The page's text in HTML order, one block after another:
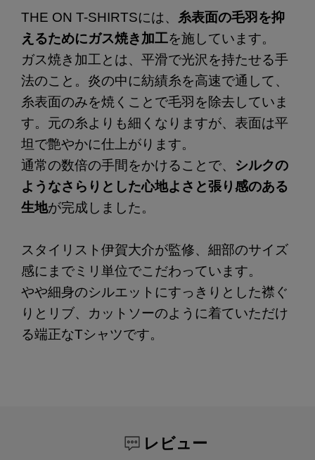
THE ON T-SHIRTSには、
糸表面の毛羽を抑
えるためにガス焼き加工を施しています。
ガス焼き加工とは、平滑で光沢を持たせる手
法のこと。炎の中に紡績糸を高速で通して、
糸表面のみを焼くことで毛羽を除去していま
す。元の糸よりも細くなりますが、表面は平
坦で艶やかに仕上がります。
通常の数倍の手間をかけることで、
シルクの
ようなさらりとした心地よさと張り感のある
生地が完成しました。
スタイリスト伊賀大介が監修、細部のサイズ
感にまでミリ単位でこだわっています。
やや細身のシルエットにすっきりとした襟ぐ
りとリブ、カットソーのように着ていただけ
る端正なTシャツです。
レビュー